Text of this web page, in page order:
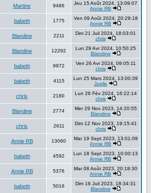
Martine 9486
Jeu 15 Août 2024, 13:09:07
Annie RB
babeth 1775
Ven 09 Août 2024, 20:29:18
Annie RB
Blandine 2211
Dim 21 Juil 2024, 18:03:01
chris
Blandine 12292
Lun 29 Avr 2024, 10:50:25
Blandine
babeth 9972
Ven 26 Avr 2024, 09:05:11
chris
babeth 4115
Lun 25 Mars 2024, 13:00:39
Joelle
chris 2180
Lun 26 Fév 2024, 16:22:14
chris
Blandine 2774
Mer 29 Nov 2023, 14:20:55
Blandine
chris 2611
Dim 12 Nov 2023, 19:15:41
chris
Annie RB 13060
Mar 19 Sept 2023, 13:01:09
Annie RB
babeth 4592
Lun 18 Sept 2023, 10:00:13
Annie RB
Annie RB 5376
Mar 08 Août 2023, 20:18:30
Annie RB
babeth 5016
Dim 16 Juil 2023, 18:34:31
Blandine